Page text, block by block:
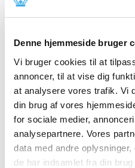
Denne hjemmeside bruger
Vi bruger cookies til at
annoncer, til at vise dig
at analysere vores trafik. Vi
din brug af vores
for sociale medier,
analysepartnere. Vores
data med andre
de har indsamlet fra din
følgende virksomhed har
en gyldig
DEPO FARM EOOD
9010 Varna, South Primorski,
46 Str., 1 Roza Residence
Bulgarien
Lager:
Varna, 1 Acamedic Kurchatov,